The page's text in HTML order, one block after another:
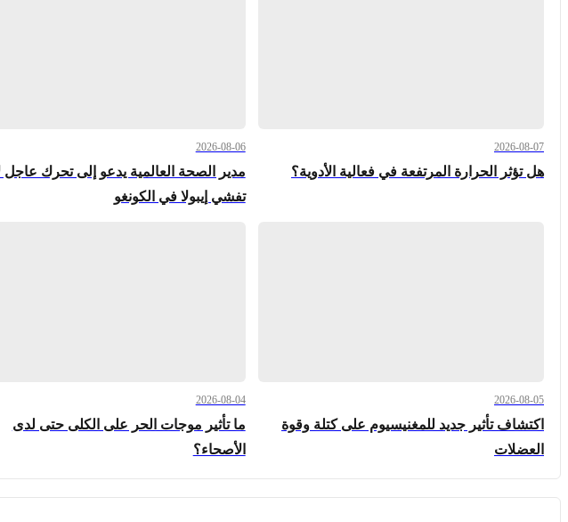
2026-08-07
هل تؤثر الحرارة المرتفعة في فعالية الأدوية؟
2026-08-06
مدير الصحة العالمية يدعو إلى تحرك عاجل
تفشي إيبولا في الكونغو
2026-08-05
اكتشاف تأثير جديد للمغنيسيوم على كتلة وقوة
العضلات
2026-08-04
ما تأثير موجات الحر على الكلى حتى لدى
الأصحاء؟